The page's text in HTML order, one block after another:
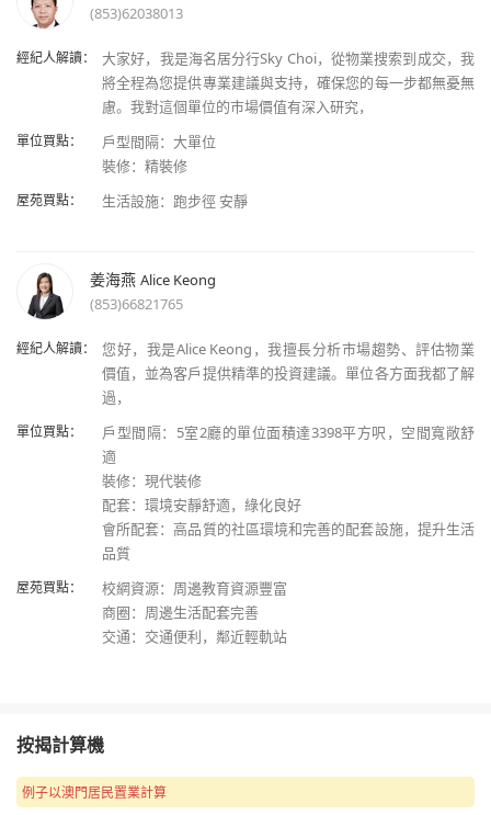
(853)62038013
經紀人解讀：
大家好，我是海名居分行Sky Choi，從物業搜索到成交，我
將全程為您提供專業建議與支持，確保您的每一步都無憂無
單位買點：
戶型間隔：大單位
屋苑買點：
姜海燕 Alice Keong
(853)66821765
經紀人解讀：
您好，我是Alice Keong，我擅長分析市場趨勢、評估物業
價值，並為客戶提供精準的投資建議。單位各方面我都了解
單位買點：
戶型間隔：5室2廳的單位面積達3398平方呎，空間寬敞舒
適
裝修：現代裝修
配套：環境安靜舒適，綠化良好
會所配套：高品質的社區環境和完善的配套設施，提升生活
屋苑買點：
校網資源：周邊教育資源豐富
商圈：周邊生活配套完善
按揭計算機
例子以澳門居民置業計算